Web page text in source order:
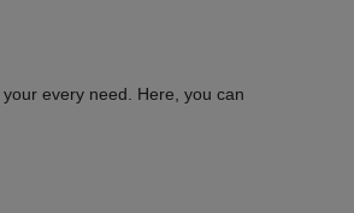
every need. Here, you can